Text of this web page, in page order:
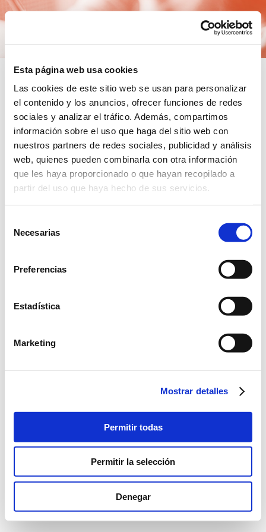
Esta página web usa cookies
Las cookies de este sitio web se usan para personalizar
el contenido y los anuncios, ofrecer funciones de redes
sociales y analizar el tráfico. Además, compartimos
información sobre el uso que haga del sitio web con
nuestros partners de redes sociales, publicidad y análisis
web, quienes pueden combinarla con otra información
que les haya proporcionado o que hayan recopilado a
partir del uso que haya hecho de sus servicios.
Necesarias
Preferencias
Estadística
Marketing
Mostrar detalles
Permitir todas
Permitir la selección
Denegar
Accede a tu cuenta
DNI
Contraseña